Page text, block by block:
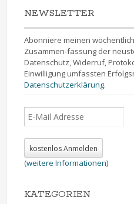
NEWSLETTER
Abonniere meinen
Zusammen-fassung der
Datenschutz, Widerruf,
Einwilligung umfassten
Datenschutzerklärung.
(weitere Informationen)
KATEGORIEN